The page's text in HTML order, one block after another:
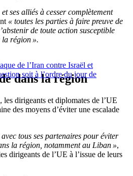
et ses alliés à cesser complètement
« toutes les parties à faire preuve de
de toute action susceptible
la région ».
de l’Iran contre Israël et
soit à l’ordre du jour de
dans la région
dirigeants et diplomates de l’UE
des moyens d’éviter une escalade
tous ses partenaires pour éviter
la région, notamment au Liban »,
dirigeants de l’UE à l’issue de leurs